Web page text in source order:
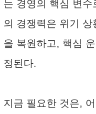
는 경영의 핵심 변
의 경쟁력은 위기
을 복원하고, 핵심
정된다.
지금 필요한 것은,